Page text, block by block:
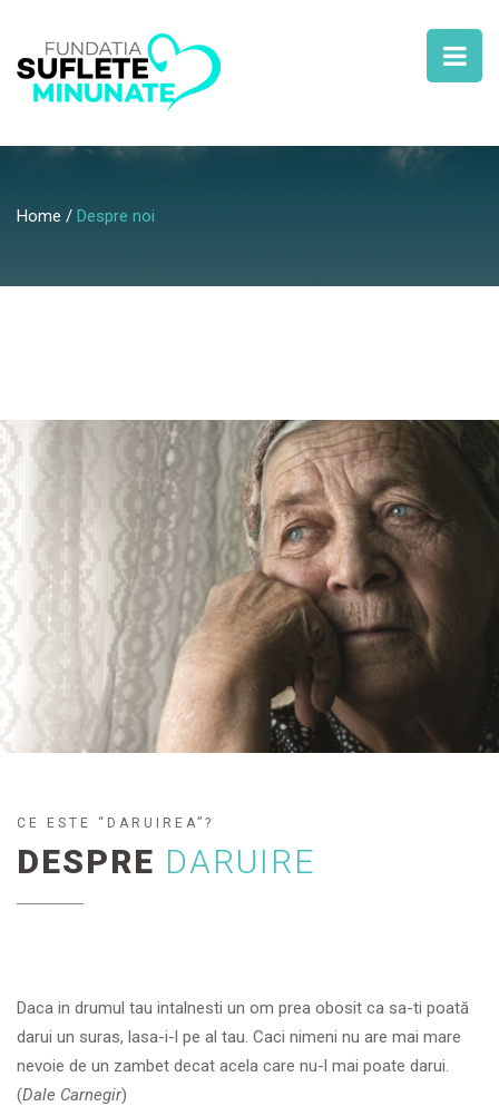
Home Despre noi
CE ESTE “DARUIREA”?
DESPRE DARUIRE
Daca in drumul tau intalnesti un om prea obosit ca sa-ti poată
darui un suras, lasa-i-l pe al tau. Caci nimeni nu are mai mare
nevoie de un zambet decat acela care nu-l mai poate darui.
(Dale Carnegir)